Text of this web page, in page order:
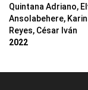
Quintana Adriano,
Ansolabehere,
Reyes, César Iván
2022